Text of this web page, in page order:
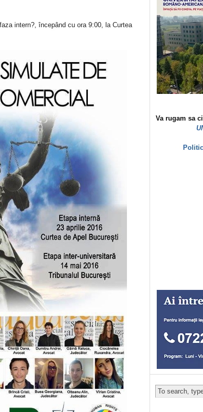
intern?, începând cu ora 9:00, la Curtea
Va rugam sa